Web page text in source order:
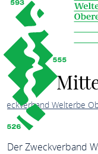
Welterbe
Der Zweckverband